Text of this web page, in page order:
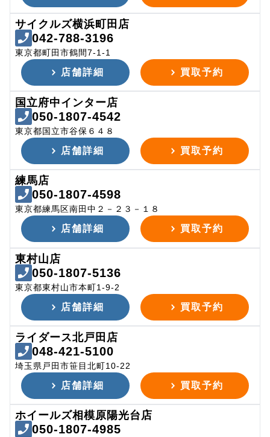
サイクルズ横浜町田店
042-788-3196
東京都町田市鶴間7-1-1
店舗詳細 買取予約
国立府中インター店
050-1807-4542
東京都国立市谷保６４８
店舗詳細 買取予約
練馬店
050-1807-4598
東京都練馬区南田中２－２３－１８
店舗詳細 買取予約
東村山店
050-1807-5136
東京都東村山市本町1-9-2
店舗詳細 買取予約
ライダース北戸田店
048-421-5100
埼玉県戸田市笹目北町10-22
店舗詳細 買取予約
ホイールズ相模原陽光台店
050-1807-4985